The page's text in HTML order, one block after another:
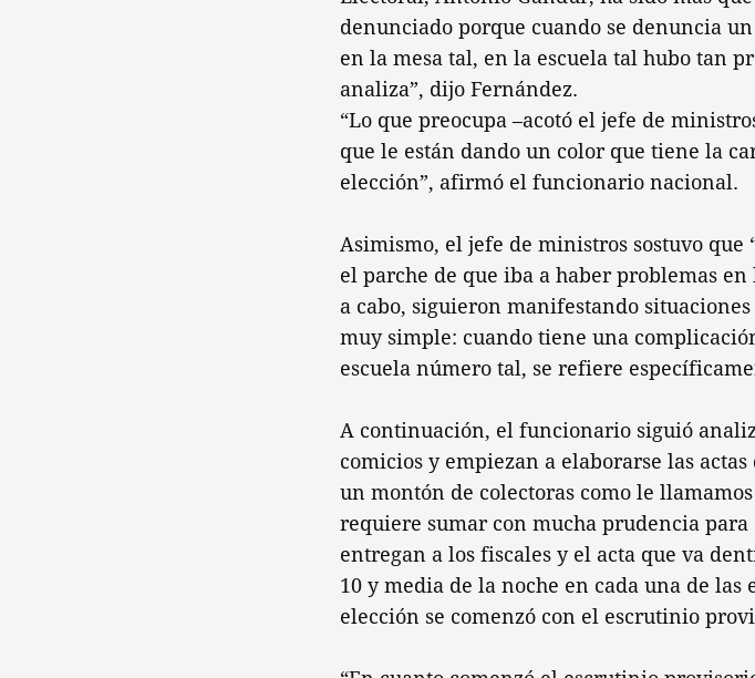
denunciado porque cuando se denuncia
en la mesa tal, en la escuela tal hubo tan
analiza”, dijo Fernández.
“Lo que preocupa –acotó el jefe de
que le están dando un color que tiene la
elección”, afirmó el funcionario nacional.
Asimismo, el jefe de ministros sostuvo
el parche de que iba a haber problemas
a cabo, siguieron manifestando
muy simple: cuando tiene una
escuela número tal, se refiere
A continuación, el funcionario siguió
comicios y empiezan a elaborarse las
un montón de colectoras como le
requiere sumar con mucha prudencia
entregan a los fiscales y el acta que va
10 y media de la noche en cada una de las
elección se comenzó con el escrutinio